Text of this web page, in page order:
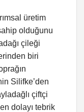
üretim
olduğunu
çileği
biri
Silifke’den
çiftçi
dolayı tebrik